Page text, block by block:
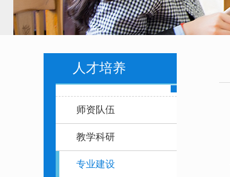
人才培养
师资队伍
教学科研
专业建设